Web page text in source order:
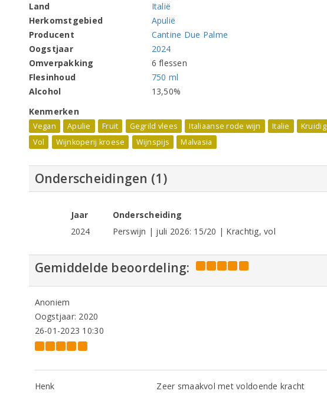
Land
Italië
Herkomstgebied
Apulië
Producent
Cantine Due Palme
Oogstjaar
2024
Omverpakking
6 flessen
Flesinhoud
750 ml
Alcohol
13,50%
Kenmerken
Vegan Apulie Fruit Gegrild vlees Italiaanse rode wijn Italie Kruidig
Vol
Wijnkoperij kroese Wijnspijs Malvasia
Onderscheidingen (1)
Jaar
Onderscheiding
2024
Perswijn | juli 2026: 15/20 | Krachtig, vol
Gemiddelde beoordeling:
Anoniem
Oogstjaar: 2020
26-01-2023 10:30
Henk
Zeer smaakvol met voldoende kracht